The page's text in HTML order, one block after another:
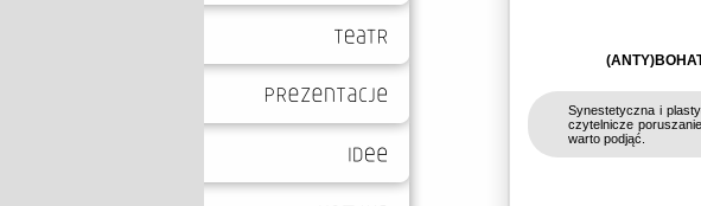
Synestetyczna i
czytelnicze
warto podjąć.